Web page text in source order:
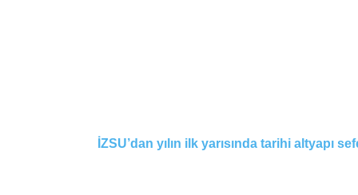
İZSU’dan yılın ilk yarısında tarihi altyapı